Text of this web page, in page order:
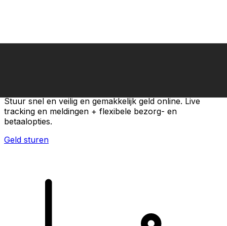
Stuur snel en veilig en gemakkelijk geld online. Live
tracking en meldingen + flexibele bezorg- en
betaalopties.
Geld sturen